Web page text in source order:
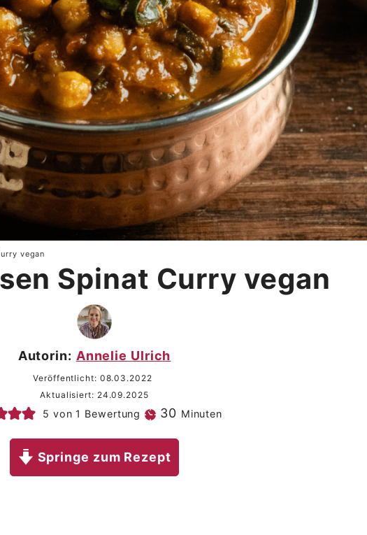
vegan
Spinat Curry vegan
Autorin: Annelie Ulrich
Veröffentlicht: 08.03.2022
Aktualisiert: 24.09.2025
5 von 1 Bewertung 30Minuten
Minuten
Springe zum Rezept